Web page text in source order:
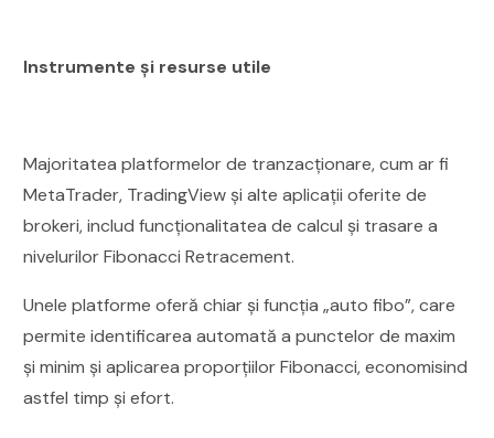
Instrumente și resurse utile
Majoritatea platformelor de tranzacționare, cum ar fi
MetaTrader, TradingView și alte aplicații oferite de
brokeri, includ funcționalitatea de calcul și trasare a
nivelurilor Fibonacci Retracement.
Unele platforme oferă chiar și funcția „auto fibo”, care
permite identificarea automată a punctelor de maxim
și minim și aplicarea proporțiilor Fibonacci, economisind
astfel timp și efort.